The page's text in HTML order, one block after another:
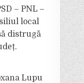
– PNL –
local
distrugă
Lupu